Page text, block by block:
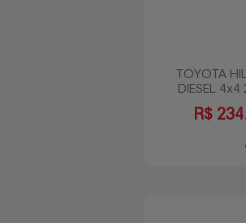
TOYOTA
DIESEL
R$